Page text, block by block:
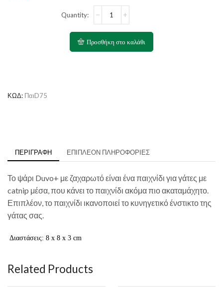
ποσότητα
Προσθήκη στο καλάθι
ΚΩΔ: ΠαιD75
ΠΕΡΙΓΡΑΦΉ ΕΠΙΠΛΈΟΝ ΠΛΗΡΟΦΟΡΊΕΣ
Το ψάρι Duvo+ με ζαχαρωτό είναι ένα παιχνίδι για γάτες με
catnip μέσα, που κάνει το παιχνίδι ακόμα πιο ακαταμάχητο.
Επιπλέον, το παιχνίδι ικανοποιεί το κυνηγετικό ένστικτο της
γάτας σας.
Διαστάσεις: 8 x 8 x 3 cm
Related Products